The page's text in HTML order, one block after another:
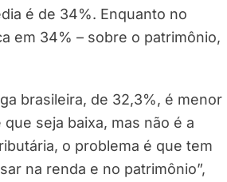
é de 34%. Enquanto no
em 34% – sobre o patrimônio,
brasileira, de 32,3%, é menor
seja baixa, mas não é a
o problema é que tem
na renda e no patrimônio”,